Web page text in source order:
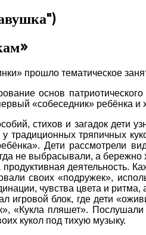
прошло тематическое
основ
«собеседник» ребёнка и
стихов и загадок дети
у традиционных тряпичных
Дети рассмотрели
не выбрасывали, а бережно
деятельность.
своих «подружек»,
чувства цвета и
игровой блок, где дети
«Кукла пляшет».
кукол под тихую музыку.